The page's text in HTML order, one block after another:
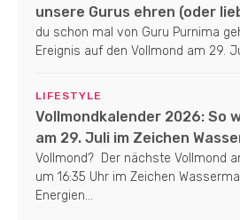
unsere Gurus ehren (oder
du schon mal von Guru Purnima
Ereignis auf den Vollmond am 29.
LIFESTYLE
Vollmondkalender 2026: So
am 29. Juli im Zeichen
Vollmond? Der nächste Vollmond
um 16:35 Uhr im Zeichen
Energien...